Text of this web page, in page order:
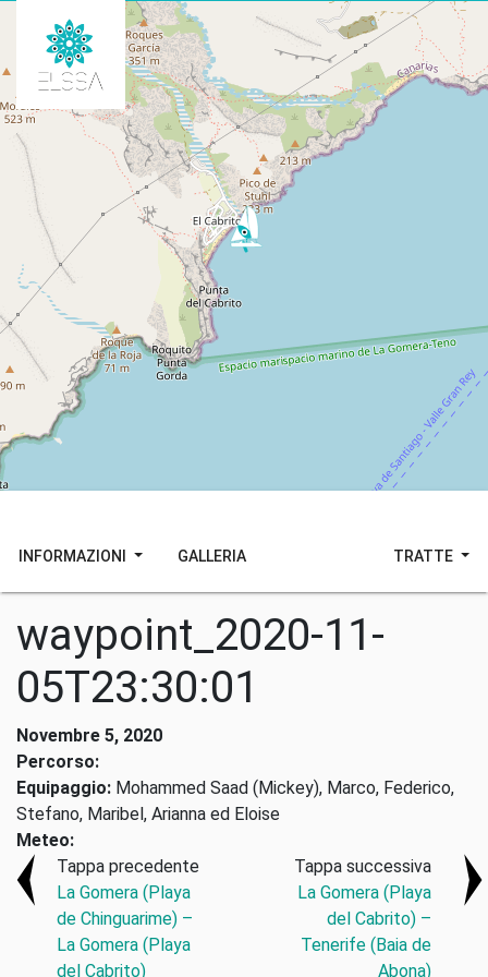
INFORMAZIONI GALLERIA TRATTE
waypoint_2020-11-
05T23:30:01
Novembre 5, 2020
Percorso:
Equipaggio: Mohammed Saad (Mickey), Marco, Federico,
Stefano, Maribel, Arianna ed Eloise
Meteo:
Tappa precedente
La Gomera (Playa
de Chinguarime) –
La Gomera (Playa
del Cabrito)
Tappa successiva
La Gomera (Playa
del Cabrito) –
Tenerife (Baia de
Abona)